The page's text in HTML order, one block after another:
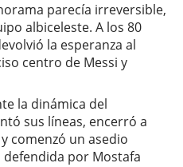
parecía irreversible,
albiceleste. A los 80
la esperanza al
centro de Messi y
la dinámica del
sus líneas, encerró a
comenzó un asedio
por Mostafa